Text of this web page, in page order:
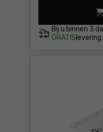
Bij u binnen 3
GRATIS levering